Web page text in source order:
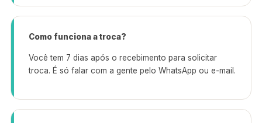
Como funciona a troca?
Você tem 7 dias após o recebimento para solicitar
troca. É só falar com a gente pelo WhatsApp ou e-mail.